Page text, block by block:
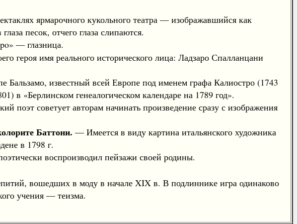
ярмарочного кукольного театра — изображавшийся как
песок, отчего глаза слипаются.
— глазница.
героя имя реального исторического лица: Ладзаро Спалланцани
известный всей Европе под именем графа Калиостро (1743
«Берлинском генеалогическом календаре на 1789 год».
поэт советует авторам начинать произведение сразу с изображения
Баттони. — Имеется в виду картина итальянского художника
в 1798 г.
воспроизводил пейзажи своей родины.
вошедших в моду в начале XIX в. В подлиннике игра одинаково
учения — теизма.